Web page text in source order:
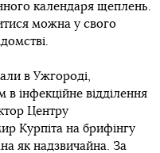
календаря щеплень.
можна у свого
в Ужгороді,
в інфекційне відділення
Центру
Курпіта на брифінгу
як надзвичайна. За